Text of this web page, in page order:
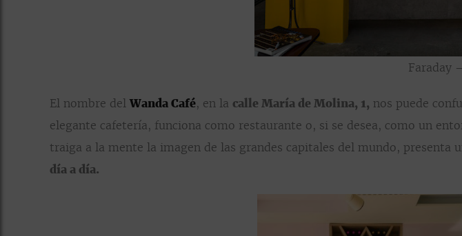
Faraday
El nombre del Wanda Café, en la calle María de Molina, 1, nos puede
elegante cafetería, funciona como restaurante o, si se desea, como un
traiga a la mente la imagen de las grandes capitales del mundo, presenta
día a día.